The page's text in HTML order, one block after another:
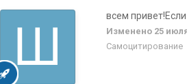
всем
Изменено 25
Самоцитирование